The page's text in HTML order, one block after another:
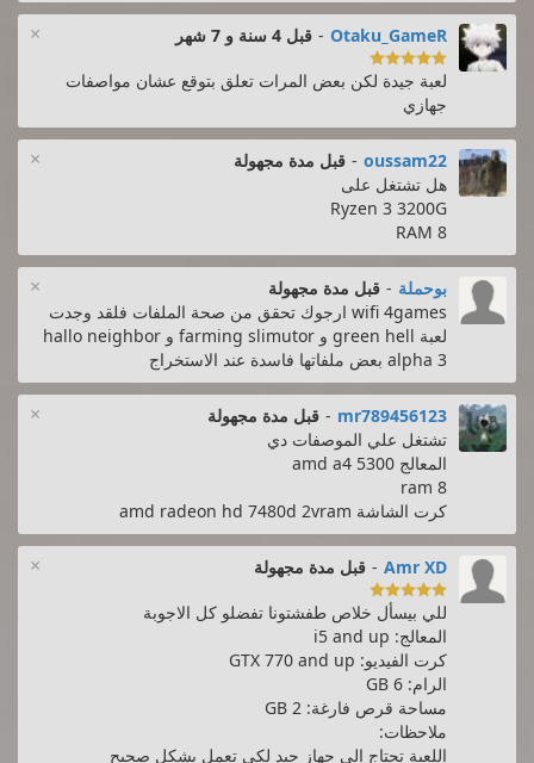
× Otaku_GameR
- قبل 4 سنة و 7 شهر

لعبة جيدة لكن بعض المرات تعلق بتوقع عشان مواصفات
جهازي
× oussam22
- قبل مدة مجهولة
هل تشتغل على
Ryzen 3 3200G
8 RAM
× بوحملة - قبل مدة مجهولة
wifi 4games ارجوك تحقق من صحة الملفات فلقد وجدت
لعبة green hell و farming slimutor و hallo neighbor
alpha 3 بعض ملفاتها فاسدة عند الاستخراج
× mr789456123
- قبل مدة مجهولة
تشتغل علي الموصفات دي
المعالج amd a4 5300
ram 8
كرت الشاشة amd radeon hd 7480d 2vram
× Amr XD
- قبل مدة مجهولة

للي بيسأل خلاص طفشتونا تفضلو كل الاجوبة
المعالج: i5 and up
كرت الفيديو: GTX 770 and up
الرام: 6 GB
مساحة قرص فارغة: 2 GB
ملاحظات:
اللعبة تحتاج الى جهاز جيد لكي تعمل بشكل صحيح